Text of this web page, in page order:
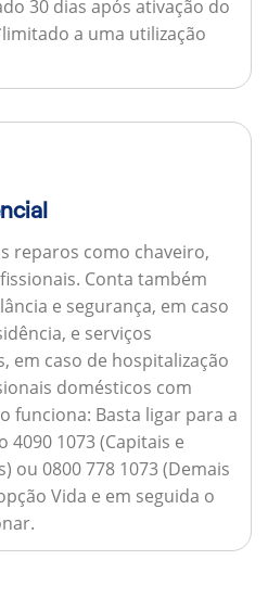
30 dias após ativação do
a uma utilização
reparos como chaveiro,
Conta também
e segurança, em caso
e serviços
em caso de hospitalização
domésticos com
funciona: Basta ligar para a
1073 (Capitais e
ou 0800 778 1073 (Demais
Vida e em seguida o